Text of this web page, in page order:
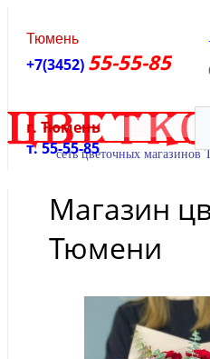
Тюмень
+7(3452) 55-55-85
г. Тюмень
т. 55-55-85
Магазин
Тюмени